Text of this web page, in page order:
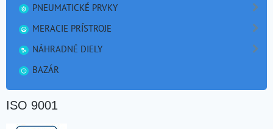
PNEUMATICKÉ PRVKY
MERACIE PRÍSTROJE
NÁHRADNÉ DIELY
BAZÁR
ISO 9001